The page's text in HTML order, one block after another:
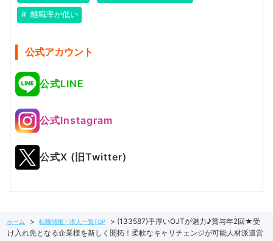
離職率が低い
公式アカウント
公式LINE
公式Instagram
公式X (旧Twitter)
ホーム 転職情報・求人一覧TOP
(133587)手厚いOJTが魅力♪賞与年2回★受
け入れ先となる企業様を新しく開拓！柔軟なキャリチェンジが可能人材派遣営